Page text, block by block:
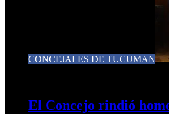
CONCEJALES DE TUCUMAN
El Concejo rindió